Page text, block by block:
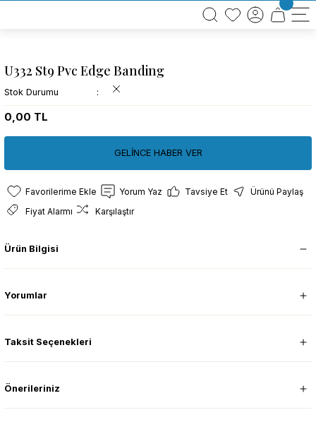
BÜTÜN ALIŞVERİŞLERİNİZDE KARGO BEDAVA!
TÜRKİYE GENELİNDE 10.000 MÜŞTERİ REFERANSI
U332 St9 Pvc Edge Banding
Stok Durumu
0,00 TL
GELİNCE HABER VER
Yorum Yaz Tavsiye Et
Ürünü Paylaş
Fiyat Alarmı
Karşılaştır
Ürün Bilgisi
Yorumlar
Taksit Seçenekleri
Önerileriniz